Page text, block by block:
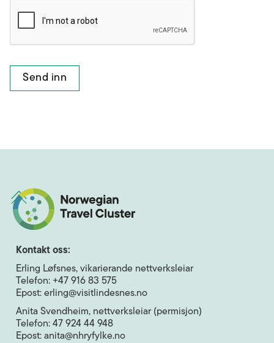
Kontakt oss:
Erling Løfsnes, vikarierande nettverksleiar
Telefon: +47 916 83 575
Epost: erling@visitlindesnes.no
Anita Svendheim, nettverksleiar (permisjon)
Telefon: 47 924 44 948
Epost: anita@nhryfylke.no